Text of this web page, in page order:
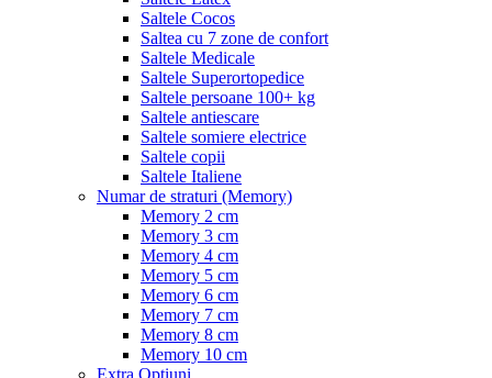
Saltele Cocos
Saltea cu 7 zone de confort
Saltele Medicale
Saltele Superortopedice
Saltele persoane 100+ kg
Saltele antiescare
Saltele somiere electrice
Saltele copii
Saltele Italiene
Numar de straturi (Memory)
Memory 2 cm
Memory 3 cm
Memory 4 cm
Memory 5 cm
Memory 6 cm
Memory 7 cm
Memory 8 cm
Memory 10 cm
Extra Optiuni